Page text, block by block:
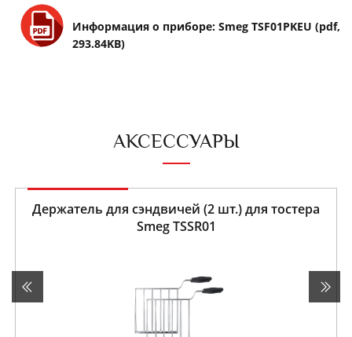
Информация о приборе: Smeg TSF01PKEU (pdf,
293.84KB)
АКСЕССУАРЫ
Держатель для сэндвичей (2 шт.) для тостера
Smeg TSSR01